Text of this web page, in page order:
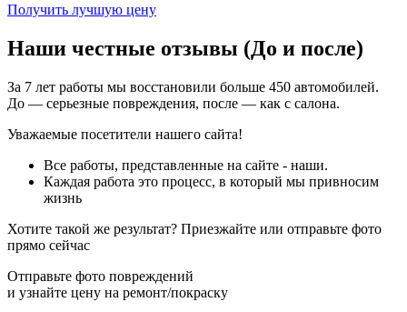
Получить лучшую цену
Наши честные отзывы (До и после)
За 7 лет работы мы восстановили больше 450 автомобилей.
До — серьезные повреждения, после — как с салона.
Уважаемые посетители нашего сайта!
Все работы, представленные на сайте - наши.
Каждая работа это процесс, в который мы привносим
жизнь
Хотите такой же результат? Приезжайте или отправьте фото
прямо сейчас
Отправьте фото повреждений
и узнайте цену на ремонт/покраску